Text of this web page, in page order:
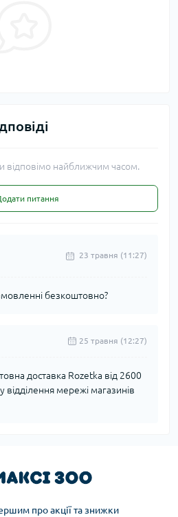
відповімо найближчим часом.
питання
23 травня (11:27)
безкоштовно?
25 травня (12:27)
доставка Rozetka від 2600
відділення мережі магазинів
про акції та знижки